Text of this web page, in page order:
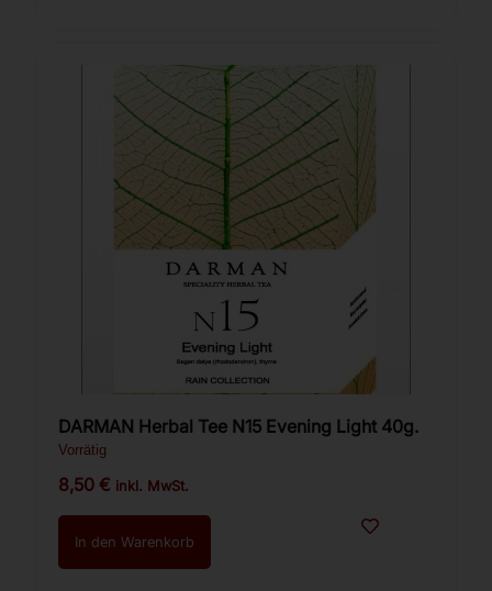
DARMAN Herbal Tee N15 Evening Light 40g.
Vorrätig
8,50€ inkl. MwSt.
In den Warenkorb